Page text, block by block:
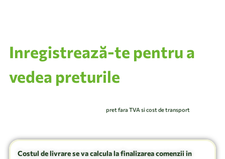
Inregistrează-te pentru a
vedea preturile
pret fara TVA si cost de transport
Costul de livrare se va calcula la finalizarea comenzii in